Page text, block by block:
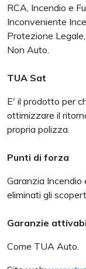
RCA, Incendio e
Inconveniente
Protezione
Non Auto.
TUA Sat
E' il prodotto per
ottimizzare il
propria polizza.
Punti di forza
Garanzia
eliminati gli
Garanzie
Come TUA Auto.